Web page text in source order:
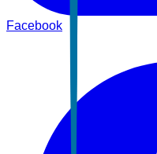
Facebook